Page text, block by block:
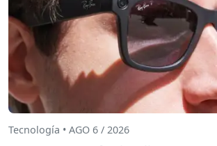
Tecnología • AGO 6 / 2026